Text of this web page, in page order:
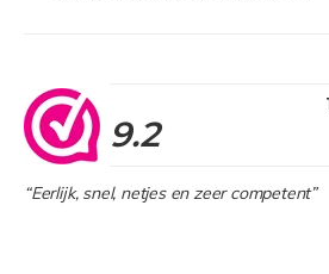
9.2
“Eerlijk, snel, netjes en zeer competent”